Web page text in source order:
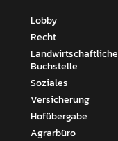
Lobby
Recht
Landwirtschaftliche
Buchstelle
Soziales
Versicherung
Hofübergabe
Agrarbüro